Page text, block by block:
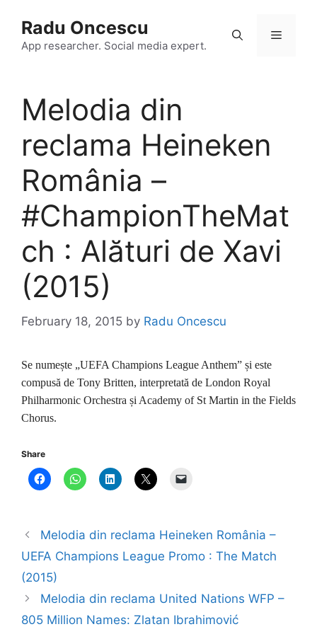
content
Radu Oncescu
App researcher. Social media expert.
Menu
Melodia din
reclama Heineken
România –
#ChampionTheMat
ch : Alături de Xavi
(2015)
February 18, 2015 by Radu Oncescu
Se numește „UEFA Champions League Anthem” și este
compusă de Tony Britten, interpretată de London Royal
Philharmonic Orchestra și Academy of St Martin in the Fields
Chorus.
Share
Melodia din reclama Heineken România –
UEFA Champions League Promo : The Match
(2015)
Melodia din reclama United Nations WFP –
805 Million Names: Zlatan Ibrahimović